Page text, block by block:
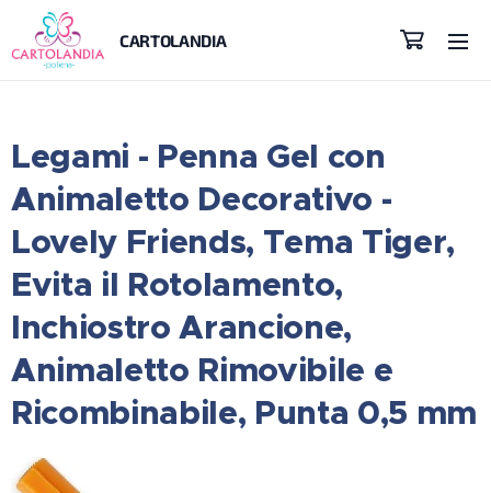
CARTOLANDIA
Legami - Penna Gel con
Animaletto Decorativo -
Lovely Friends, Tema Tiger,
Evita il Rotolamento,
Inchiostro Arancione,
Animaletto Rimovibile e
Ricombinabile, Punta 0,5 mm